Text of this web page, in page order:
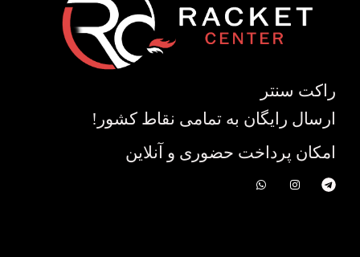
راکت سنتر
ارسال رایگان به تمامی نقاط کشور!
امکان پرداخت حضوری و آنلاین